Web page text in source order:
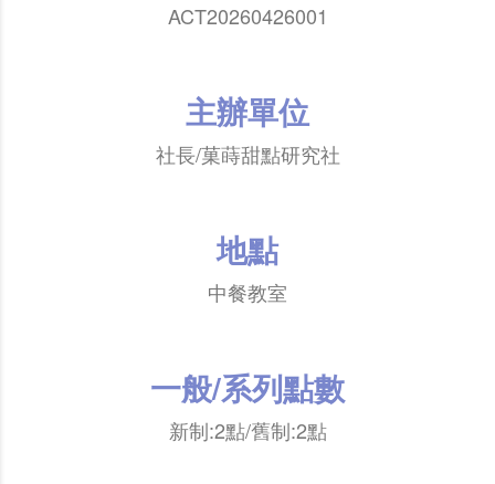
ACT20260426001
主辦單位
社長/菓蒔甜點研究社
地點
中餐教室
一般/系列點數
新制:2點/舊制:2點